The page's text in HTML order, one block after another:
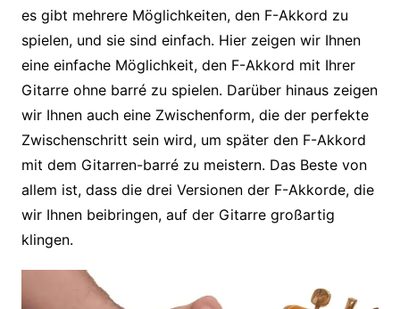
es gibt mehrere Möglichkeiten, den F-Akkord zu
spielen, und sie sind einfach. Hier zeigen wir Ihnen
eine einfache Möglichkeit, den F-Akkord mit Ihrer
Gitarre ohne barré zu spielen. Darüber hinaus zeigen
wir Ihnen auch eine Zwischenform, die der perfekte
Zwischenschritt sein wird, um später den F-Akkord
mit dem Gitarren-barré zu meistern. Das Beste von
allem ist, dass die drei Versionen der F-Akkorde, die
wir Ihnen beibringen, auf der Gitarre großartig
klingen.